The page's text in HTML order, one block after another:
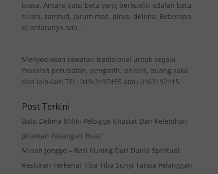
biasa. Antara batu-batu yang berkualiti adalah batu
nilam, zamrud, jarum mas, pirus, delima. Beberapa
di antaranya ada...
Menyediakan rawatan tradisional untuk segala
masalah perubatan, pengasih, pelaris, buang saka
dan lain-lain TEL: 019-2497455 atau 0163192415.
Post Terkini
Batu Delima Miliki Pelbagai Khasiat Dan Kelebihan
Jinakkan Pasangan ‘Buas’
Minah Jonggo – Besi Kuning Dari Dunia Spiritual
Restoran Terkenal Tiba-Tiba Sunyi Tanpa Pelanggan